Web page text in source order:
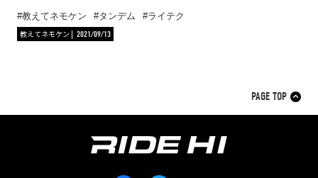
教えてネモケン タンデム
ライテク
教えてネモケン
2021/09/13
PAGE TOP